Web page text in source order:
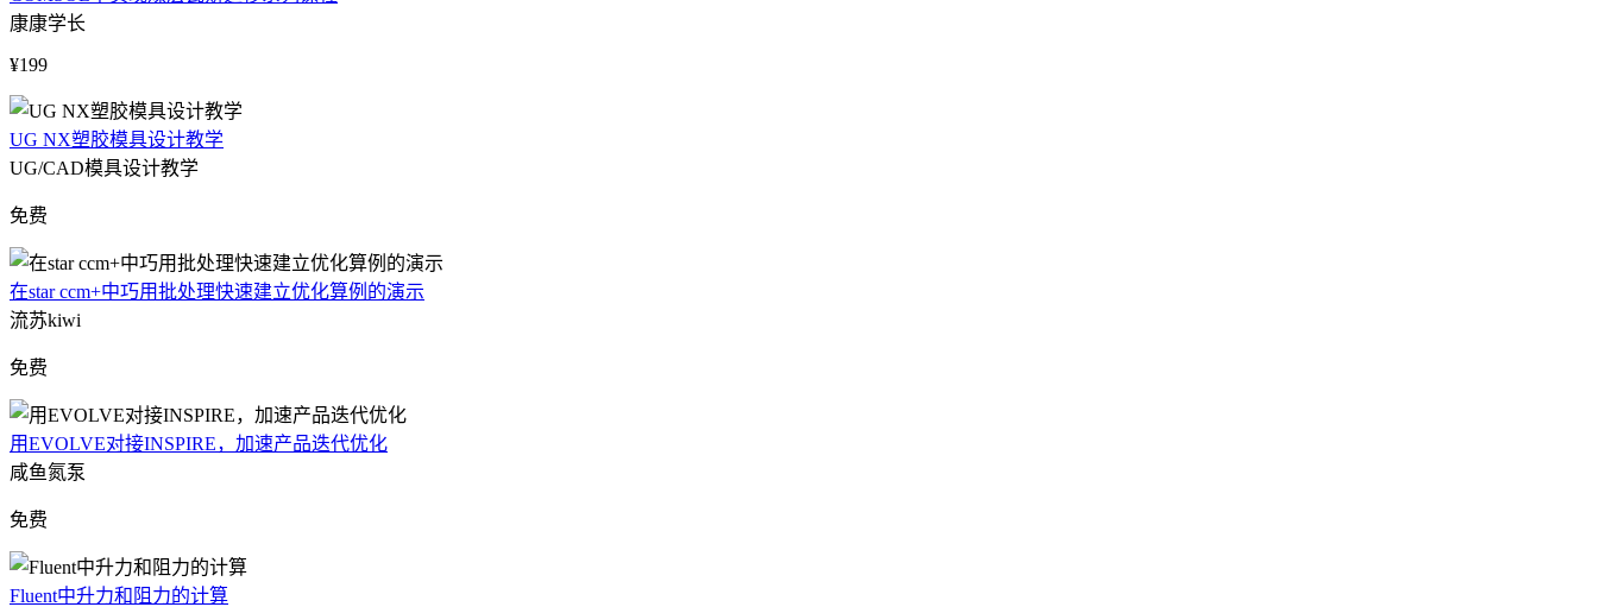
康康学长
¥199
UG NX塑胶模具设计教学
UG/CAD模具设计教学
免费
在star ccm+中巧用批处理快速建立优化算例的演示
流苏kiwi
免费
用EVOLVE对接INSPIRE，加速产品迭代优化
咸鱼氮泵
免费
Fluent中升力和阻力的计算